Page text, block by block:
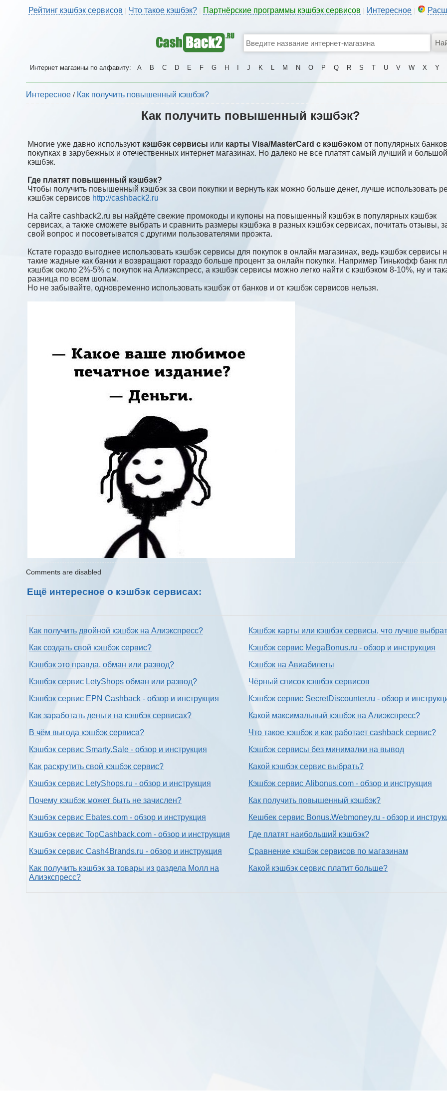
Рейтинг кэшбэк сервисов Что такое кэшбэк? Партнёрские программы кэшбэк сервисов Интересное
Интернет магазины по алфавиту: A B C D E F G H J K L M N O P Q R S T U V W X Y
Интересное / Как получить повышенный кэшбэк?
Как получить повышенный кэшбэк?
Многие уже давно используют кэшбэк сервисы или карты Visa/MasterCard с кэшбэком от популярных
покупках в зарубежных и отечественных интернет магазинах. Но далеко не все платят самый лучший и большой
кэшбэк.
Где платят повышенный кэшбэк?
Чтобы получить повышенный кэшбэк за свои покупки и вернуть как можно больше денег, лучше использовать
кэшбэк сервисов http://cashback2.ru
На сайте cashback2.ru вы найдёте свежие промокоды и купоны на повышенный кэшбэк в популярных кэшбэк
сервисах, а также сможете выбрать и сравнить размеры кэшбэка в разных кэшбэк сервисах, почитать отзывы,
свой вопрос и посоветыватся с другими пользователями проэкта.
Кстате гораздо выгоднее использовать кэшбэк сервисы для покупок в онлайн магазинах, ведь кэшбэк сервисы
такие жадные как банки и возвращают гораздо больше процент за онлайн покупки. Например Тинькофф банк
кэшбэк около 2%-5% с покупок на Алиэкспресс, а кэшбэк сервисы можно легко найти с кэшбэком 8-10%, ну и
разница по всем шопам.
Но не забывайте, одновременно использовать кэшбэк от банков и от кэшбэк сервисов нельзя.
Comments are disabled
Ещё интересное о кэшбэк сервисах:
Как получить двойной кэшбэк на Алиэкспресс?
Как создать свой кэшбэк сервис?
Кэшбэк это правда, обман или развод?
Кэшбэк сервис LetyShops обман или развод?
Кэшбэк сервис EPN Cashback - обзор и инструкция
Как заработать деньги на кэшбэк сервисах?
В чём выгода кэшбэк сервиса?
Кэшбэк сервис Smarty.Sale - обзор и инструкция
Как раскрутить свой кэшбэк сервис?
Кэшбэк сервис LetyShops.ru - обзор и инструкция
Почему кэшбэк может быть не зачислен?
Кэшбэк сервис Ebates.com - обзор и инструкция
Кэшбэк сервис TopCashback.com - обзор и инструкция
Кэшбэк сервис Cash4Brands.ru - обзор и инструкция
Как получить кэшбэк за товары из раздела Молл на
Алиэкспресс?
Кэшбэк карты или кэшбэк сервисы, что лучше
Кэшбэк сервис MegaBonus.ru - обзор и инструкция
Кэшбэк на Авиабилеты
Чёрный список кэшбэк сервисов
Кэшбэк сервис SecretDiscounter.ru - обзор и
Какой максимальный кэшбэк на Алиэкспресс?
Что такое кэшбэк и как работает cashback сервис?
Кэшбэк сервисы без минималки на вывод
Какой кэшбэк сервис выбрать?
Кэшбэк сервис Alibonus.com - обзор и инструкция
Как получить повышенный кэшбэк?
Кешбек сервис Bonus.Webmoney.ru - обзор и
Где платят наибольший кэшбэк?
Сравнение кэшбэк сервисов по магазинам
Какой кэшбэк сервис платит больше?